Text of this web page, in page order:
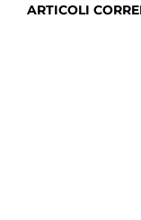
ARTICOLI